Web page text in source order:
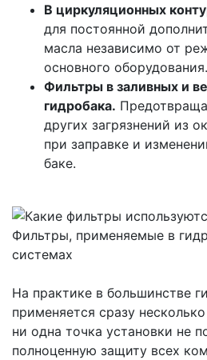
В циркуляционных
для постоянной
масла независимо от
основного оборудования.
Фильтры в заливных и
гидробака.
других загрязнений из
при заправке и
баке.
Фильтры, применяемые в
системах
На практике в большинстве
применяется сразу
ни одна точка установки не
полноценную защиту всех